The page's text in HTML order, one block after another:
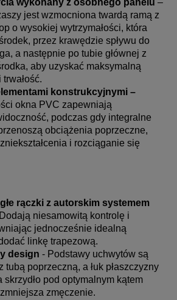
jest wzmocniona twardą ramą z
o wysokiej wytrzymałości, która
przez krawędzie spływu do
a następnie po tubie głównej z
aby uzyskać maksymalną
trwałość.
konstrukcyjnymi –
okna PVC zapewniają
podczas gdy integralne
obciążenia poprzeczne,
i rozciąganie się
rączki z autorskim systemem
niesamowitą kontrolę i
jednocześnie idealną
linkę trapezową.
design - Podstawy uchwytów są
tubą poprzeczną, a łuk płaszczyzny
skrzydło pod optymalnym kątem
zmęczenie.